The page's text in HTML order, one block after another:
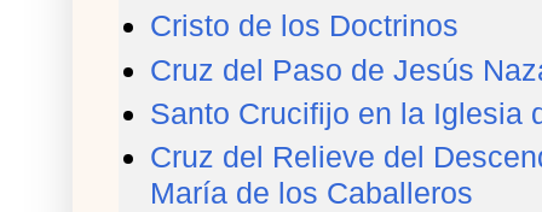
Cristo de los Doctrinos
Cruz del Paso de Jesús
Santo Crucifijo en la Iglesia
Cruz del Relieve del
María de los Caballeros